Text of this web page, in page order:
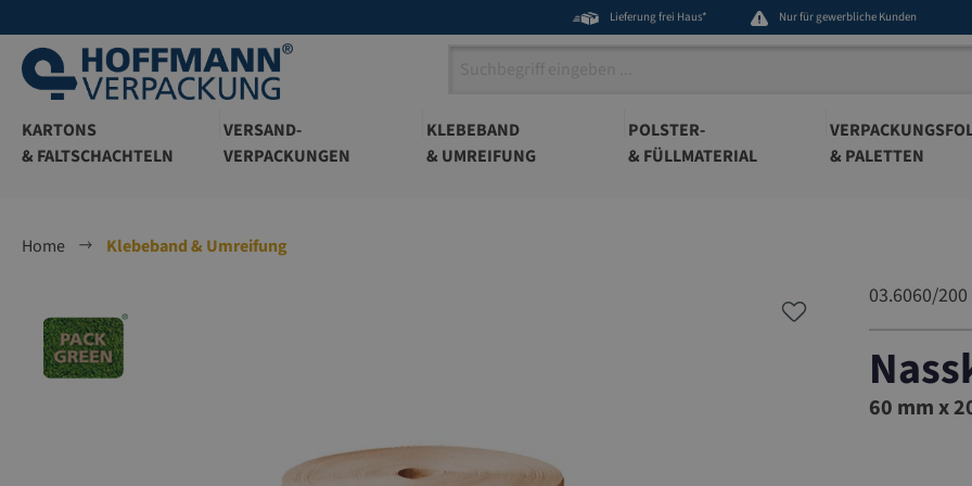
Lieferung frei Haus* Nur für gewerbliche Kunden
KARTONS
& FALTSCHACHTELN
VERSAND-
VERPACKUNGEN
KLEBEBAND
& UMREIFUNG
POLSTER-
& FÜLLMATERIAL
& PALETTEN
Home
Klebeband & Umreifung
03.6060/200
03.6060/
60 mm x